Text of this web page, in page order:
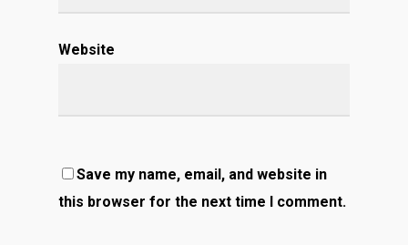
Website
Save my name, email, and website in
this browser for the next time I comment.